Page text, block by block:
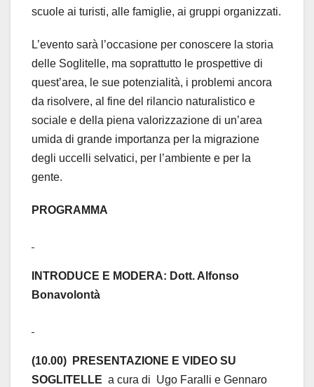
scuole ai turisti, alle famiglie, ai gruppi organizzati.
L’evento sarà l’occasione per conoscere la storia
delle Soglitelle, ma soprattutto le prospettive di
quest’area, le sue potenzialità, i problemi ancora
da risolvere, al fine del rilancio naturalistico e
sociale e della piena valorizzazione di un’area
umida di grande importanza per la migrazione
degli uccelli selvatici, per l’ambiente e per la
gente.
PROGRAMMA
INTRODUCE E MODERA: Dott. Alfonso
Bonavolontà
(10.00) PRESENTAZIONE E VIDEO SU
SOGLITELLE a cura di Ugo Faralli e Gennaro